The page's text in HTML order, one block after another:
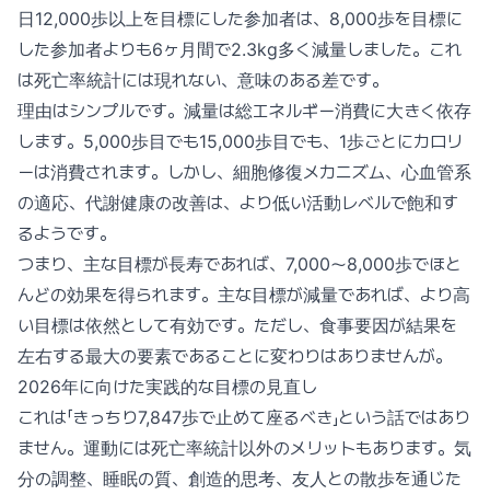
日12,000歩以上を目標にした参加者は、8,000歩を目標に
した参加者よりも6ヶ月間で2.3kg多く減量しました。これ
は死亡率統計には現れない、意味のある差です。
理由はシンプルです。減量は総エネルギー消費に大きく依存
します。5,000歩目でも15,000歩目でも、1歩ごとにカロリ
ーは消費されます。しかし、細胞修復メカニズム、心血管系
の適応、代謝健康の改善は、より低い活動レベルで飽和す
るようです。
つまり、主な目標が長寿であれば、7,000〜8,000歩でほと
んどの効果を得られます。主な目標が減量であれば、より高
い目標は依然として有効です。ただし、食事要因が結果を
左右する最大の要素であることに変わりはありませんが。
2026年に向けた実践的な目標の見直し
これは「きっちり7,847歩で止めて座るべき」という話ではあり
ません。運動には死亡率統計以外のメリットもあります。気
分の調整、睡眠の質、創造的思考、友人との散歩を通じた